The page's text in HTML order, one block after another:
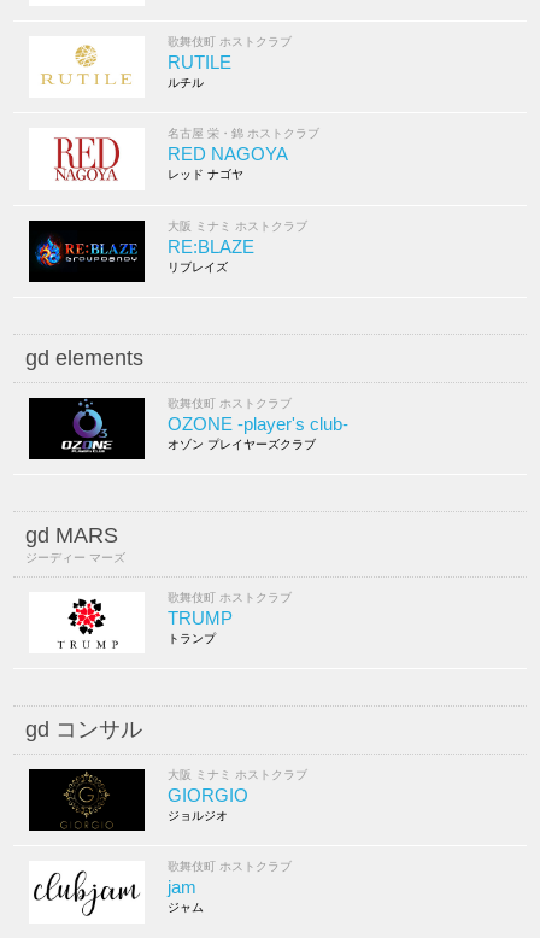
歌舞伎町 ホストクラブ
RUTILE
ルチル
名古屋 栄・錦 ホストクラブ
RED NAGOYA
レッド ナゴヤ
大阪 ミナミ ホストクラブ
RE:BLAZE
リブレイズ
gd elements
歌舞伎町 ホストクラブ
OZONE -player's club-
オゾン プレイヤーズクラブ
gd MARS
ジーディー マーズ
歌舞伎町 ホストクラブ
TRUMP
トランプ
gd コンサル
大阪 ミナミ ホストクラブ
GIORGIO
ジョルジオ
歌舞伎町 ホストクラブ
jam
ジャム